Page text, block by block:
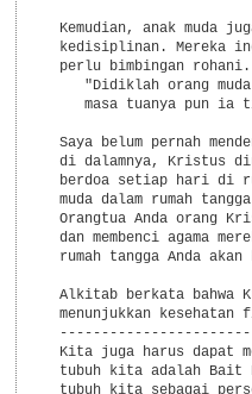
Kemudian, anak muda
kedisiplinan. Mereka
  perlu bimbingan rohani.